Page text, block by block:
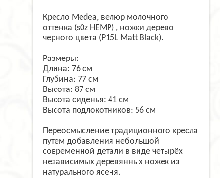
Кресло Medea, велюр молочного
оттенка (s0z HEMP) , ножки дерево
черного цвета (P15L Matt Black).
Размеры:
Длина: 76 см
Глубина: 77 см
Высота: 87 см
Высота сиденья: 41 см
Высота подлокотников: 56 см
Переосмысление традиционного кресла
путем добавления небольшой
современной детали в виде четырёх
независимых деревянных ножек из
натурального ясеня.